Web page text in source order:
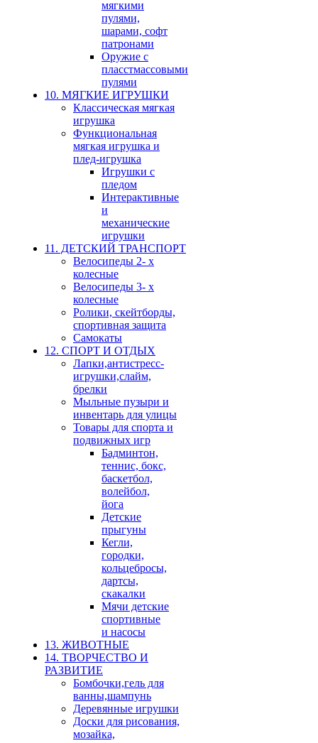
мягкими
пулями,
шарами, софт
патронами
Оружие с
пласстмассовыми
пулями
10. МЯГКИЕ ИГРУШКИ
Классическая мягкая
игрушка
Функциональная
мягкая игрушка и
плед-игрушка
Игрушки с
пледом
Интерактивные
и
механические
игрушки
11. ДЕТСКИЙ ТРАНСПОРТ
Велосипеды 2- х
колесные
Велосипеды 3- х
колесные
Ролики, скейтборды,
спортивная защита
Самокаты
12. СПОРТ И ОТДЫХ
Лапки,антистресс-
игрушки,слайм,
брелки
Мыльные пузыри и
инвентарь для улицы
Товары для спорта и
подвижных игр
Бадминтон,
теннис, бокс,
баскетбол,
волейбол,
йога
Детские
прыгуны
Кегли,
городки,
кольцебросы,
дартсы,
скакалки
Мячи детские
спортивные
и насосы
13. ЖИВОТНЫЕ
14. ТВОРЧЕСТВО И
РАЗВИТИЕ
Бомбочки,гель для
ванны,шампунь
Деревянные игрушки
Доски для рисования,
мозайка,